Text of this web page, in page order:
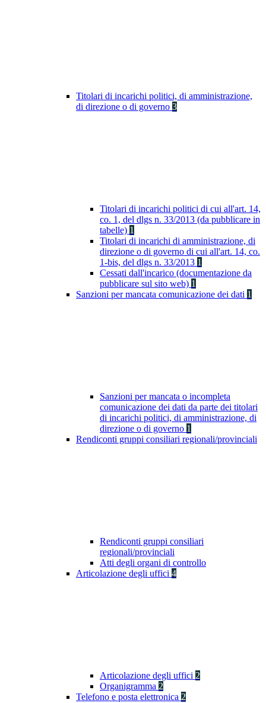
Titolari di incarichi politici, di amministrazione,
di direzione o di governo 3
Titolari di incarichi politici di cui all'art. 14,
co. 1, del dlgs n. 33/2013 (da pubblicare in
tabelle) 1
Titolari di incarichi di amministrazione, di
direzione o di governo di cui all'art. 14, co.
1-bis, del dlgs n. 33/2013 1
Cessati dall'incarico (documentazione da
pubblicare sul sito web) 1
Sanzioni per mancata comunicazione dei dati 1
Sanzioni per mancata o incompleta
comunicazione dei dati da parte dei titolari
di incarichi politici, di amministrazione, di
direzione o di governo 1
Rendiconti gruppi consiliari regionali/provinciali
Rendiconti gruppi consiliari
regionali/provinciali
Atti degli organi di controllo
Articolazione degli uffici 4
Articolazione degli uffici 2
Organigramma 2
Telefono e posta elettronica 2